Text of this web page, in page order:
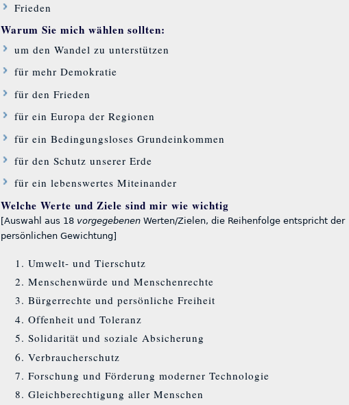
Frieden
Warum Sie mich wählen sollten:
um den Wandel zu unterstützen
für mehr Demokratie
für den Frieden
für ein Europa der Regionen
für ein Bedingungsloses Grundeinkommen
für den Schutz unserer Erde
für ein lebenswertes Miteinander
Welche Werte und Ziele sind mir wie wichtig
[Auswahl aus 18 vorgegebenenWerten/Zielen, die Reihenfolge entspricht der
persönlichen Gewichtung]
Umwelt- und Tierschutz
Menschenwürde und Menschenrechte
Bürgerrechte und persönliche Freiheit
Offenheit und Toleranz
Solidarität und soziale Absicherung
Verbraucherschutz
Forschung und Förderung moderner Technologie
Gleichberechtigung aller Menschen